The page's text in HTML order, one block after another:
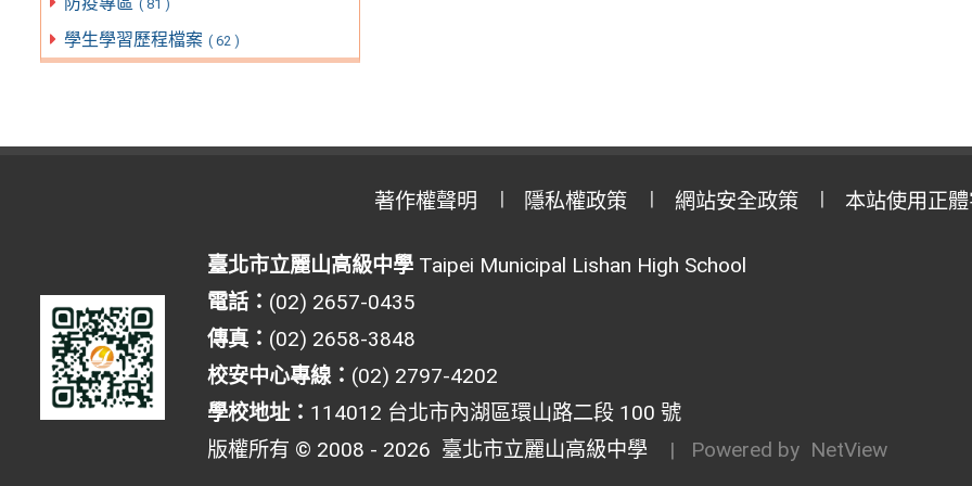
( 81 )
學生學習歷程檔案 ( 62 )
著作權聲明 隱私權政策 網站安全政策 本站使用正
臺北市立麗山高級中學Taipei Municipal Lishan High School
電話： (02) 2657-0435
傳真： (02) 2658-3848
校安中心專線： (02) 2797-4202
學校地址： 114012 台北市內湖區環山路二段 100 號
版權所有 © 2008 - 2026 臺北市立麗山高級中學 | Powered by NetView